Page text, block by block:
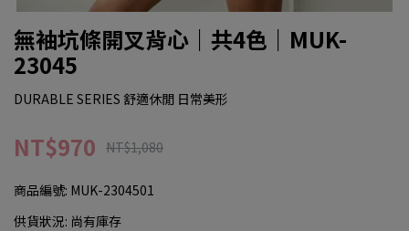
無袖坑條開叉背心｜共4色｜MUK-
23045
DURABLE SERIES 舒適休閒 日常美形
NT$970 NT$1,080
商品編號: MUK-2304501
供貨狀況: 尚有庫存